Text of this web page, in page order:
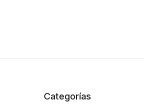
Categorías